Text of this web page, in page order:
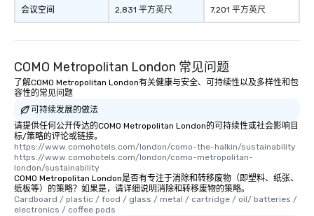
会议空间 2,831 平方英尺 7,201 平方英尺
COMO Metropolitan London 常见问题
了解COMO Metropolitan London有关健康与安全、可持续性以及多样性和包
容性的常见问题
可持续发展的做法
请提供任何公开传达的COMO Metropolitan London的可持续性或社会影响目
标/策略的评论或链接。
https://www.comohotels.com/london/como-the-halkin/sustainability
https://www.comohotels.com/london/como-metropolitan-
london/sustainability
COMO Metropolitan London是否有专注于消除和转移废物（即塑料、纸张、
纸板等）的策略？如果是，请详细说明消除和转移废物的策略。
Cardboard / plastic / food / glass / metal / cartridge / oil/ batteries /
electronics / coffee pods